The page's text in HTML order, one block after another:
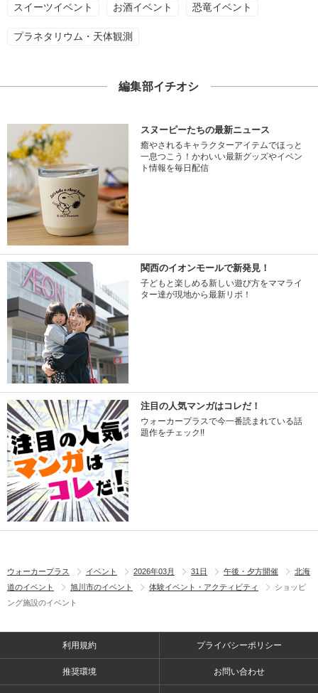
スイーツイベント お酒イベント 恐竜イベント
プラネタリウム・天体観測
編集部イチオシ
スヌーピーたちの最新ニュース
癒やされるキャラクターアイテムでほっと
一息つこう！かわいい最新グッズやイベン
ト情報を毎日配信
関西のイオンモールで新発見！
子どもと楽しめる新しい遊び方をママライ
ター達が現地から最新リポ！
注目の人気マンガはコレだ！
ウォーカープラスで今一番読まれている話
題作をチェック!!
ウォーカープラス イベント 2026年03月 31日 午後・夕方開催
北海
道のイベント
旭川市のイベント 体験イベント・アクティビティ
ショッピ
ング施設のイベント
利用規約 プライバシーポリシー
推奨環境 お問い合わせ